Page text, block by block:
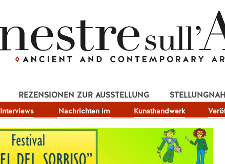
Interviews
Nachrichten im
Fokus
Kunsthandwerk
REZENSIONEN ZUR AUSSTELLUNG